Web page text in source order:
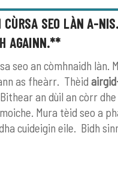
SEO LÀN A-
AGAINN.**
seo an còmhnaidh làn.
as fheàrr. Thèid
an dùil an còrr
Mura tèid seo a
cuideigin eile. Bidh